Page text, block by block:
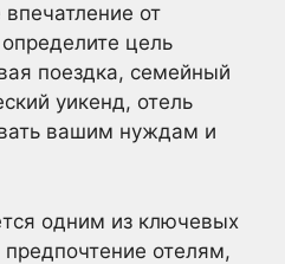
от
цель
поездка, семейный
уикенд, отель
вашим нуждам и
одним из ключевых
отелям,